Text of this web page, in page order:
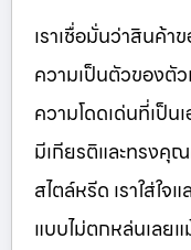
เราเชื่อมั่นว่าสินค้
ความเป็นตัวของตั
ความโดดเด่นที่เป็น
มีเกียรติและทรงคุ
สไตล์หรีด เราใส่ใ
แบบไม่ตกหล่นเลย